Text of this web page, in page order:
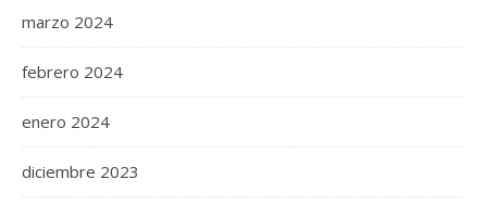
marzo 2024
febrero 2024
enero 2024
diciembre 2023